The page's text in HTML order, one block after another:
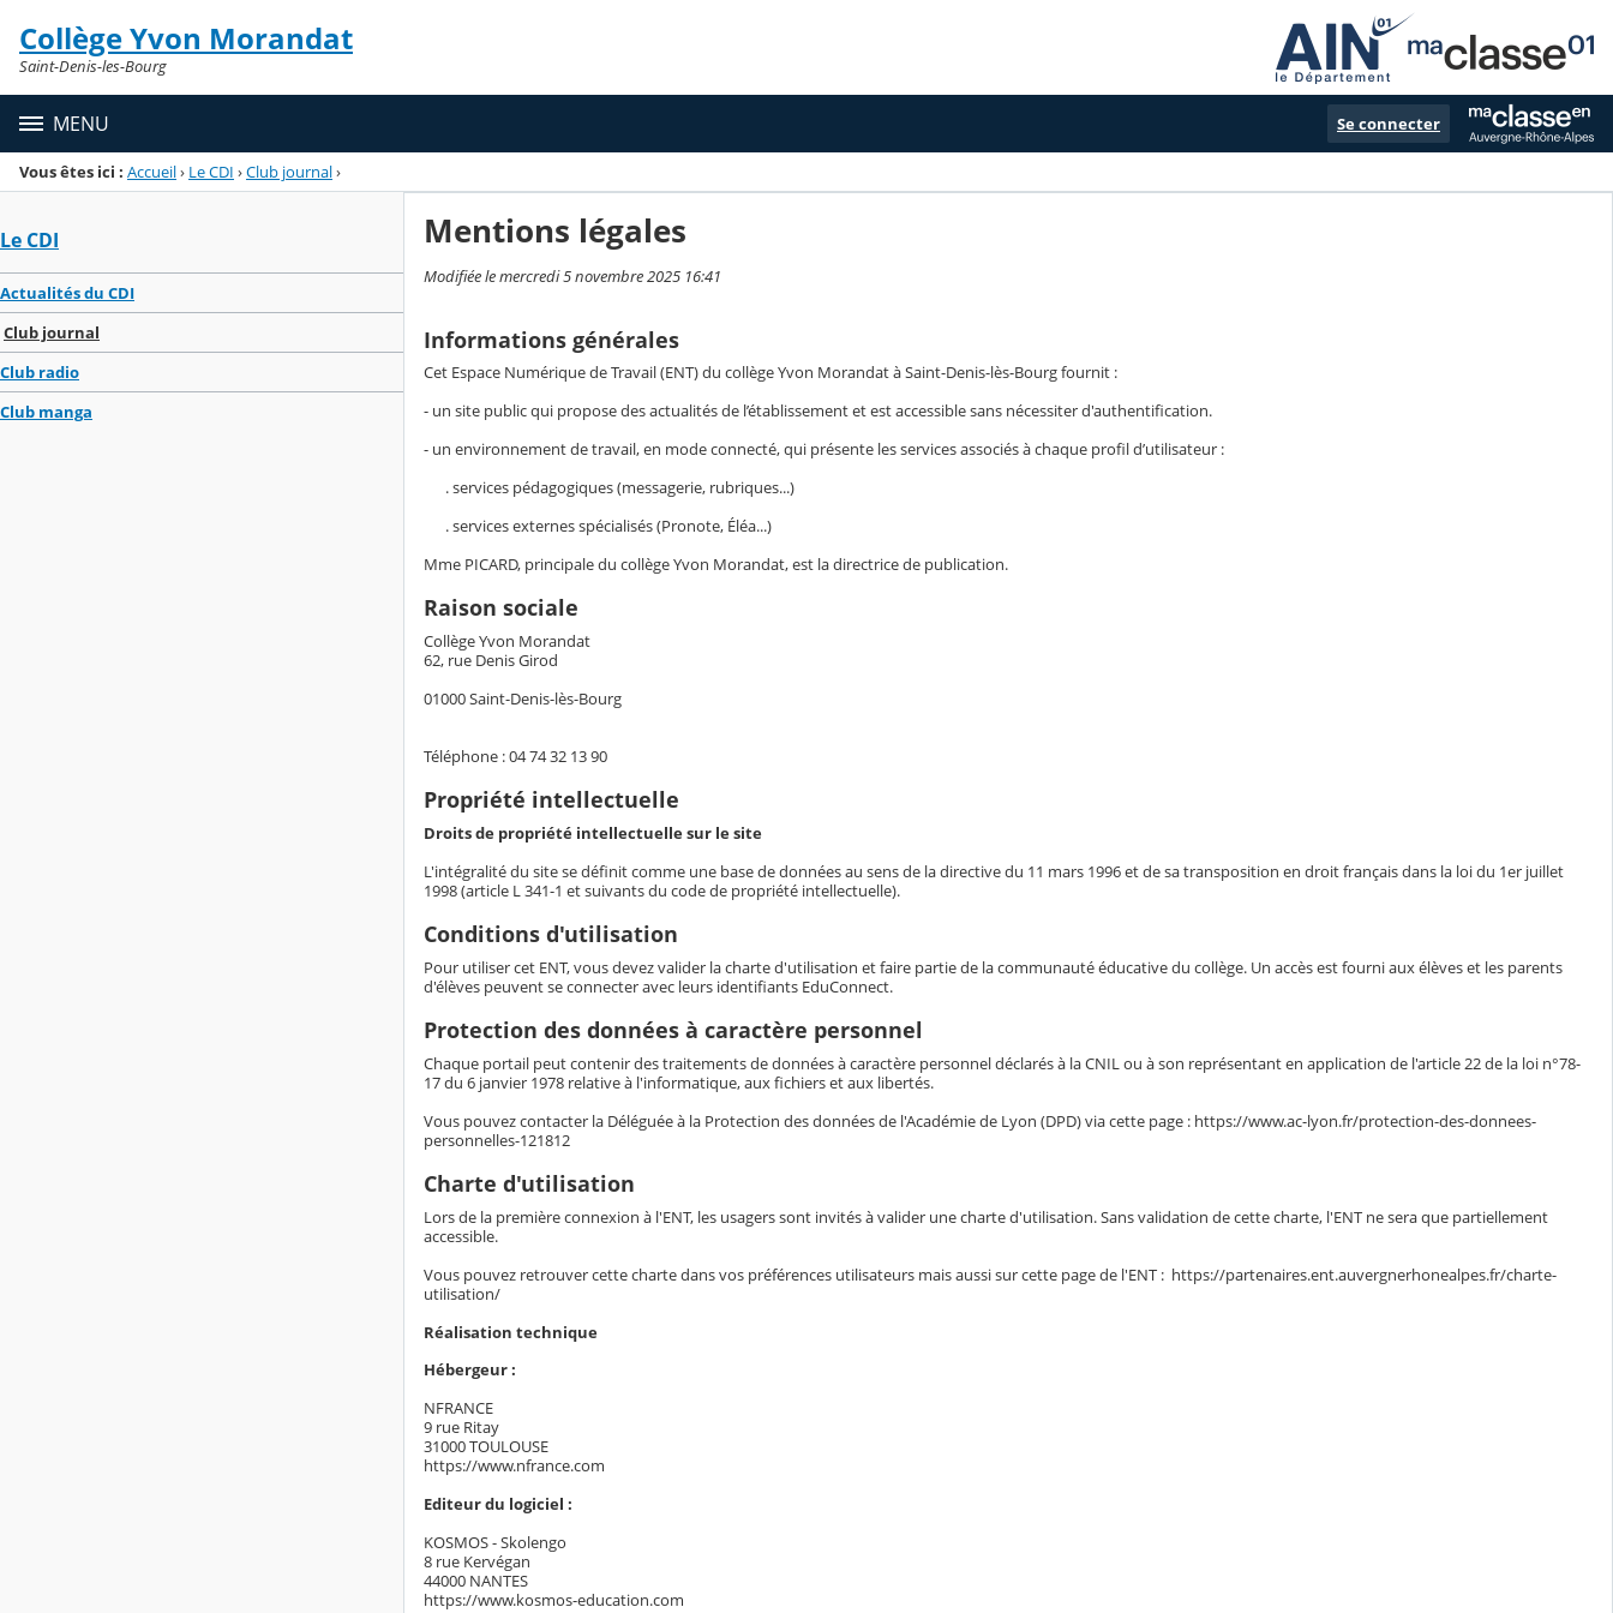
Menu de la rubrique
Contenu
Collège Yvon Morandat
Saint-Denis-les-Bourg
MENU Se connecter
Vous êtes ici : Accueil› Le CDI ›Club journal›
Le CDI
Actualités du CDI
Club journal
Club radio
Club manga
Mentions légales
Modifiée le mercredi 5 novembre 2025 16:41
Informations générales
Cet Espace Numérique de Travail (ENT) du collège Yvon Morandat à Saint-Denis-lès-Bourg fournit :
- un site public qui propose des actualités de l’établissement et est accessible sans nécessiter d'authentification.
- un environnement de travail, en mode connecté, qui présente les services associés à chaque profil d’utilisateur :
. services pédagogiques (messagerie, rubriques...)
. services externes spécialisés (Pronote, Éléa...)
Mme PICARD, principale du collège Yvon Morandat, est la directrice de publication.
Raison sociale
Collège Yvon Morandat
62, rue Denis Girod
01000 Saint-Denis-lès-Bourg
Téléphone : 04 74 32 13 90
Propriété intellectuelle
Droits de propriété intellectuelle sur le site
L'intégralité du site se définit comme une base de données au sens de la directive du 11 mars 1996 et de sa transposition en droit français dans la loi du 1er juillet
1998 (article L 341-1 et suivants du code de propriété intellectuelle).
Conditions d'utilisation
Pour utiliser cet ENT, vous devez valider la charte d'utilisation et faire partie de la communauté éducative du collège. Un accès est fourni aux élèves et les parents
d'élèves peuvent se connecter avec leurs identifiants EduConnect.
Protection des données à caractère personnel
Chaque portail peut contenir des traitements de données à caractère personnel déclarés à la CNIL ou à son représentant en application de l'article 22 de la loi n°78-
17 du 6 janvier 1978 relative à l'informatique, aux fichiers et aux libertés.
Vous pouvez contacter la Déléguée à la Protection des données de l'Académie de Lyon (DPD) via cette page : https://www.ac-lyon.fr/protection-des-donnees-
personnelles-121812
Charte d'utilisation
Lors de la première connexion à l'ENT, les usagers sont invités à valider une charte d'utilisation. Sans validation de cette charte, l'ENT ne sera que partiellement
accessible.
Vous pouvez retrouver cette charte dans vos préférences utilisateurs mais aussi sur cette page de l'ENT : https://partenaires.ent.auvergnerhonealpes.fr/charte-
utilisation/
Réalisation technique
Hébergeur :
NFRANCE
9 rue Ritay
31000 TOULOUSE
https://www.nfrance.com
Editeur du logiciel :
KOSMOS - Skolengo
8 rue Kervégan
44000 NANTES
https://www.kosmos-education.com